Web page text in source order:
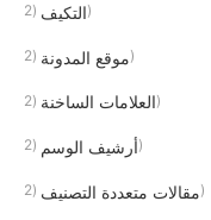
التكيف(2)
موقع المدونة(2)
العلامات الساخنة(2)
أرشيف الوسم(2)
مقالات متعددة التصنيف(2)